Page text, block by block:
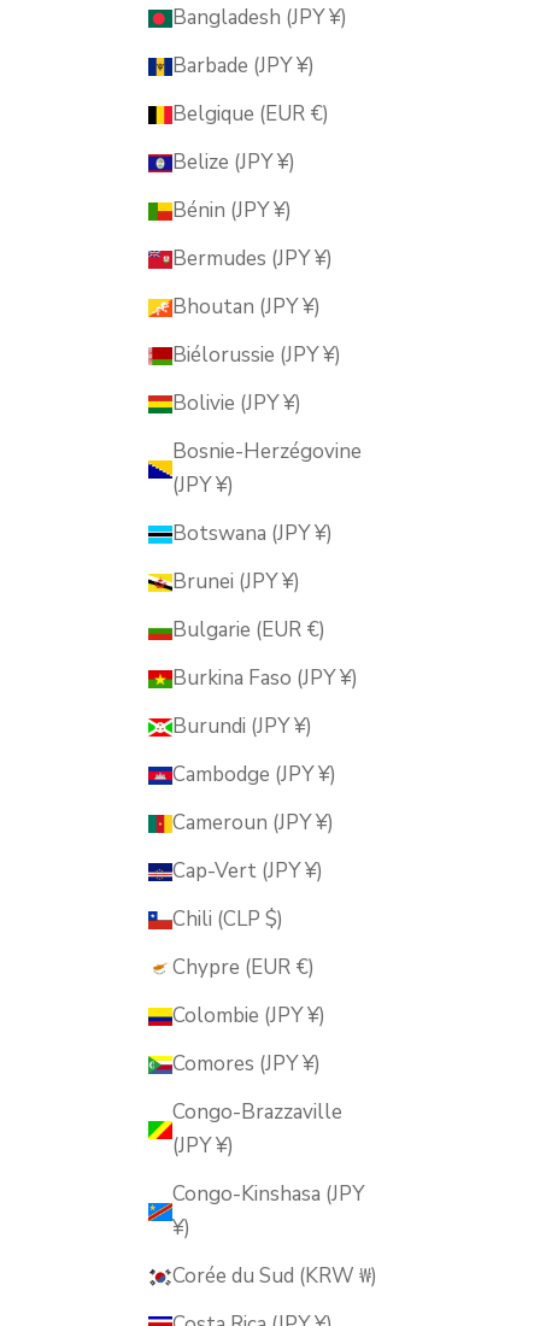
Bangladesh (JPY ¥)
Barbade (JPY ¥)
Belgique (EUR €)
Belize (JPY ¥)
Bénin (JPY ¥)
Bermudes (JPY ¥)
Bhoutan (JPY ¥)
Biélorussie (JPY ¥)
Bolivie (JPY ¥)
Bosnie-Herzégovine
(JPY ¥)
Botswana (JPY ¥)
Brunei (JPY ¥)
Bulgarie (EUR €)
Burkina Faso (JPY ¥)
Burundi (JPY ¥)
Cambodge (JPY ¥)
Cameroun (JPY ¥)
Cap-Vert (JPY ¥)
Chili (CLP $)
Chypre (EUR €)
Colombie (JPY ¥)
Comores (JPY ¥)
Congo-Brazzaville
(JPY ¥)
Congo-Kinshasa (JPY
¥)
Corée du Sud (KRW ₩)